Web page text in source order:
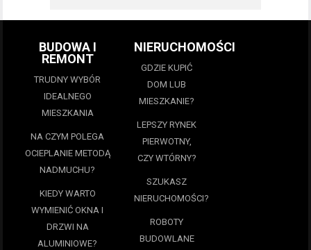
BUDOWA I
REMONT
TRUDNY WYBÓR
IDEALNEGO
MIESZKANIA
NA CZYM POLEGA
OCIEPLANIE METODĄ
NADMUCHU?
KIEDY WARTO
WYMIENIĆ OKNA I
DRZWI NA
ALUMINIOWE?
NIERUCHOMOŚCI
GDZIE KUPIĆ
DOM LUB
MIESZKANIE?
LEPSZY RYNEK
PIERWOTNY,
CZY WTÓRNY?
SZUKASZ
NIERUCHOMOŚCI?
ROBOTY
BUDOWLANE